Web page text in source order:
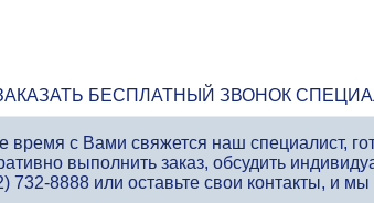
БЕСПЛАТНЫЙ ЗВОНОК
время с Вами свяжется наш специалист,
выполнить заказ, обсудить
732-8888или оставьте свои контакты, и